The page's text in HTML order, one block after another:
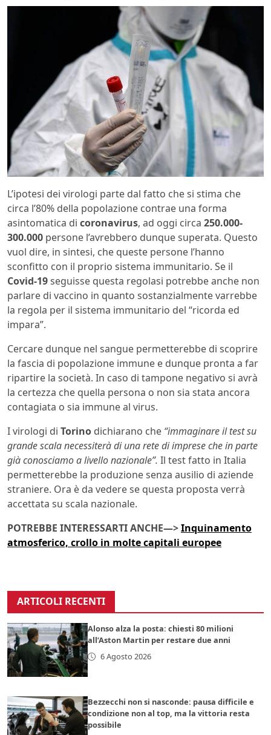
L’ipotesi dei virologi parte dal fatto che si stima che
circa l’80% della popolazione contrae una forma
asintomatica di coronavirus, ad oggi circa 250.000-
300.000 persone l’avrebbero dunque superata. Questo
vuol dire, in sintesi, che queste persone l’hanno
sconfitto con il proprio sistema immunitario. Se il
Covid-19seguisse questa regolasi potrebbe anche non
parlare di vaccino in quanto sostanzialmente varrebbe
la regola per il sistema immunitario del “ricorda ed
impara”.
Cercare dunque nel sangue permetterebbe di scoprire
la fascia di popolazione immune e dunque pronta a far
ripartire la società. In caso di tampone negativo si avrà
la certezza che quella persona o non sia stata ancora
contagiata o sia immune al virus.
I virologi di Torino dichiarano che “immaginare il test su
grande scala necessiterà di una rete di imprese che in parte
già conosciamo a livello nazionale”. Il test fatto in Italia
permetterebbe la produzione senza ausilio di aziende
straniere. Ora è da vedere se questa proposta verrà
accettata su scala nazionale.
POTREBBE INTERESSARTI ANCHE—>Inquinamento
atmosferico, crollo in molte capitali europee
ARTICOLI RECENTI
Alonso alza la posta: chiesti 80 milioni
all’Aston Martin per restare due anni
6 Agosto 2026
Bezzecchi non si nasconde: pausa difficile e
condizione non al top, ma la vittoria resta
possibile